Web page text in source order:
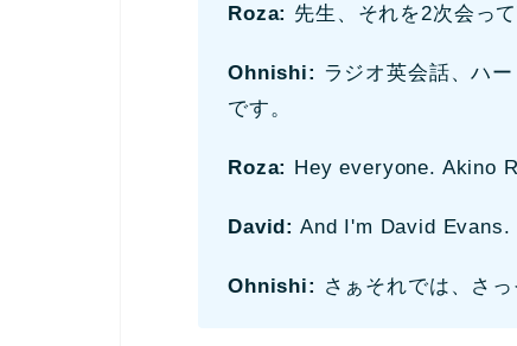
Roza: 先生、それを2次会って
Ohnishi: ラジオ英会話、ハ
です。
Roza: Hey everyone. Akino
David: And I'm David Evans.
Ohnishi: さぁそれでは、さ